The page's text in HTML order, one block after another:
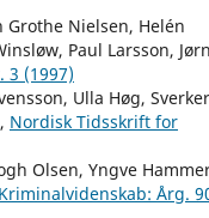
Grothe Nielsen, Helén
Paul Larsson, Jørn
3 (1997)
Ulla Høg, Sverker
, Nordisk Tidsskrift for
Olsen, Yngve
Årg.